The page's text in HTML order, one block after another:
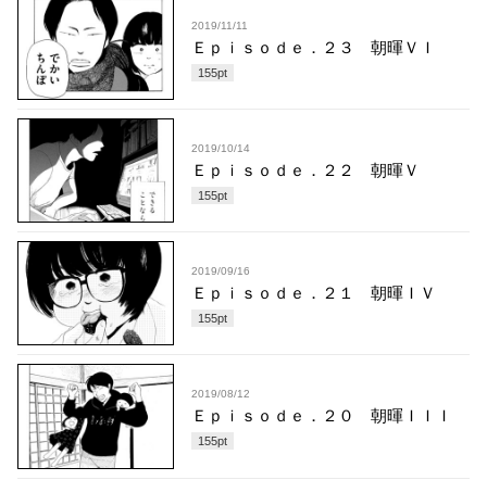
2019/11/11
Ｅｐｉｓｏｄｅ．２３ 朝暉ＶＩ
155pt
2019/10/14
Ｅｐｉｓｏｄｅ．２２ 朝暉Ｖ
155pt
2019/09/16
Ｅｐｉｓｏｄｅ．２１ 朝暉ＩＶ
155pt
2019/08/12
Ｅｐｉｓｏｄｅ．２０ 朝暉ＩＩＩ
155pt